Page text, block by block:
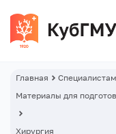
Главная Специалистам
Материалы для
Хирургия